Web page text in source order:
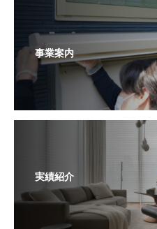
事業案内
実績紹介